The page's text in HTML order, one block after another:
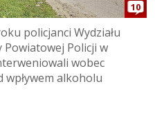
10
policjanci Wydziału
Policji w
wobec
alkoholu